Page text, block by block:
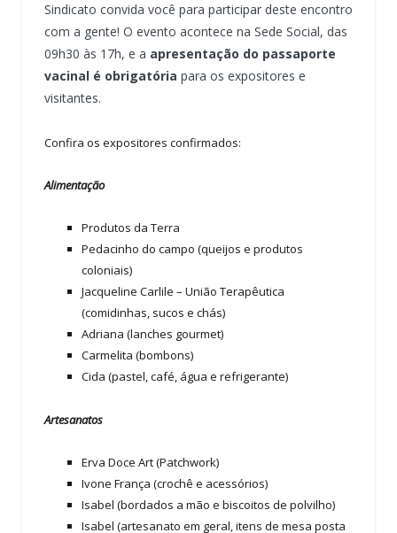
Sindicato convida você para participar deste encontro
com a gente! O evento acontece na Sede Social, das
09h30 às 17h, e a apresentação do passaporte
vacinal é obrigatória para os expositores e
visitantes.
Confira os expositores confirmados:
Alimentação
Produtos da Terra
Pedacinho do campo (queijos e produtos
coloniais)
Jacqueline Carlile – União Terapêutica
(comidinhas, sucos e chás)
Adriana (lanches gourmet)
Carmelita (bombons)
Cida (pastel, café, água e refrigerante)
Artesanatos
Erva Doce Art (Patchwork)
Ivone França (crochê e acessórios)
Isabel (bordados a mão e biscoitos de polvilho)
Isabel (artesanato em geral, itens de mesa posta